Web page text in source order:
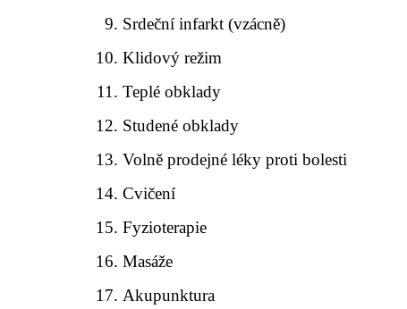
Srdeční infarkt (vzácně)
Klidový režim
Teplé obklady
Studené obklady
Volně prodejné léky proti bolesti
Cvičení
Fyzioterapie
Masáže
Akupunktura